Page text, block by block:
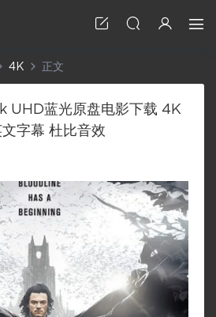
4K 正文
UHD蓝光原盘电影下载 4K
字幕 杜比音效